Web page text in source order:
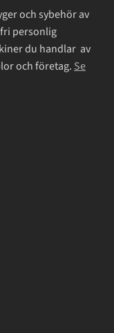
och sybehör av
personlig
du handlar av
och företag. Se